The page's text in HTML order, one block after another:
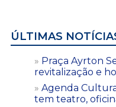
ÚLTIMAS
Praça Ayrton
revitalização e
Agenda
tem teatro,